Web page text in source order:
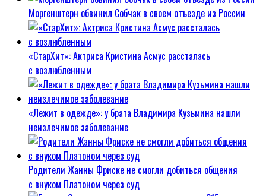
Моргенштерн обвинил Собчак в своем отъезде из России
«СтарХит»: Актриса Кристина Асмус рассталась
с возлюбленным
«Лежит в одежде»: у брата Владимира Кузьмина нашли
неизлечимое заболевание
Родители Жанны Фриске не смогли добиться общения
с внуком Платоном через суд